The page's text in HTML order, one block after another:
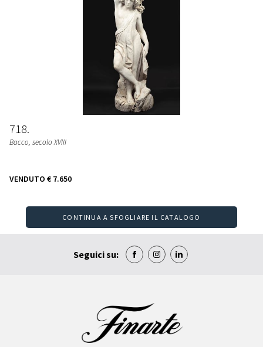
718
Bacco, secolo XVIII
VENDUTO € 7.650
CONTINUA A SFOGLIARE IL CATALOGO
Seguici su: